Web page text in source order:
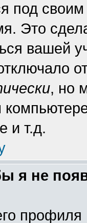
под
Это
вашей
, но
и т.д.
я не